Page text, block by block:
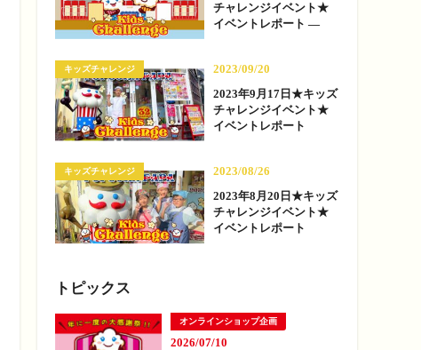
チャレンジイベント★
イベントレポート —
キッズチャレンジ
2023/09/20
2023年9月17日★キッズ
チャレンジイベント★
イベントレポート
キッズチャレンジ
2023/08/26
2023年8月20日★キッズ
チャレンジイベント★
イベントレポート
トピックス
オンラインショップ企画
2026/07/10